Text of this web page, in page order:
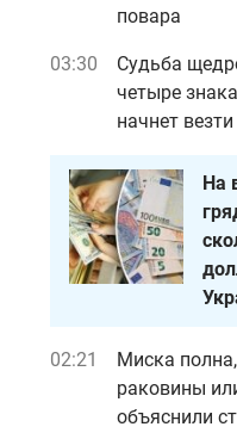
повара
03:30
Судьба
четыре
начнет
На
02:21
Миска
раковины
объяснили